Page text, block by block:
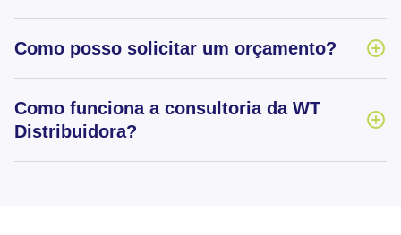
Como posso solicitar um orçamento?
Como funciona a consultoria da WT
Distribuidora?